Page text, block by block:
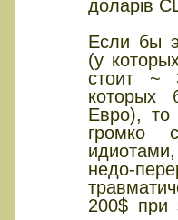
доларів
Если бы
(у
стоит ~
Евро),
громко
недо-
200$ при